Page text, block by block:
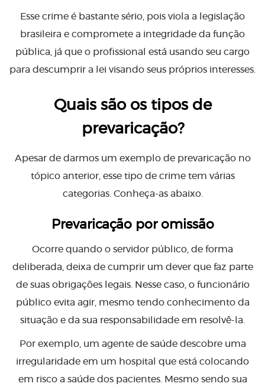
Esse crime é bastante sério, pois viola a legislação
brasileira e compromete a integridade da função
pública, já que o profissional está usando seu cargo
para descumprir a lei visando seus próprios interesses.
Quais são os tipos de
prevaricação?
Apesar de darmos um exemplo de prevaricação no
tópico anterior, esse tipo de crime tem várias
categorias. Conheça-as abaixo.
Prevaricação por omissão
Ocorre quando o servidor público, de forma
deliberada, deixa de cumprir um dever que faz parte
de suas obrigações legais. Nesse caso, o funcionário
público evita agir, mesmo tendo conhecimento da
situação e da sua responsabilidade em resolvê-la.
Por exemplo, um agente de saúde descobre uma
irregularidade em um hospital que está colocando
em risco a saúde dos pacientes. Mesmo sendo sua